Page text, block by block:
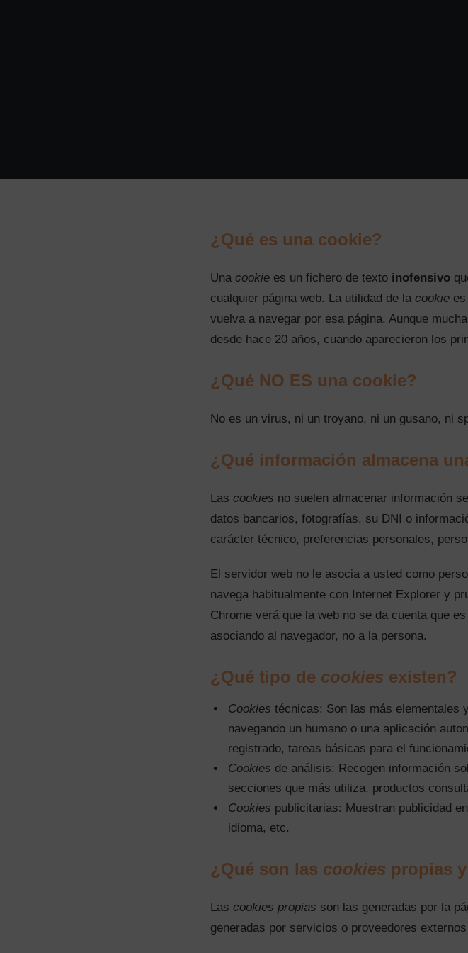
¿Qué es una cookie?
Una cookie es un fichero de texto inofensivo
cualquier página web. La utilidad de la cookie
vuelva a navegar por esa página. Aunque
desde hace 20 años, cuando aparecieron los
¿Qué NO ES una cookie?
No es un virus, ni un troyano, ni un gusano, ni
¿Qué información almacena
Las cookies no suelen almacenar información
datos bancarios, fotografías, su DNI o
carácter técnico, preferencias personales,
El servidor web no le asocia a usted como
navega habitualmente con Internet Explorer y
Chrome verá que la web no se da cuenta que
asociando al navegador, no a la persona.
¿Qué tipo de cookies existen?
Cookies técnicas: Son las más elementales
navegando un humano o una aplicación
registrado, tareas básicas para el
Cookies de análisis: Recogen información
secciones que más utiliza, productos
Cookies publicitarias: Muestran publicidad
idioma, etc.
¿Qué son las cookies propias
Las cookies propias son las generadas por la
generadas por servicios o proveedores